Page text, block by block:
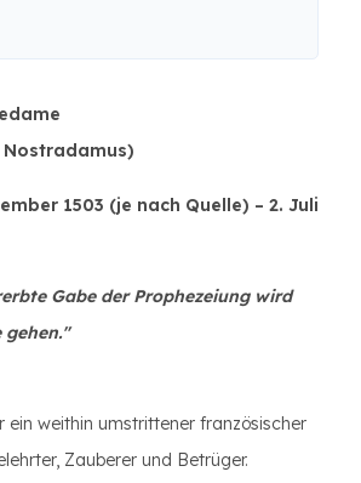
1503 (je nach Quelle) – 2. Juli
Gabe der Prophezeiung wird
gehen."
ein weithin umstrittener französischer
Zauberer und Betrüger.